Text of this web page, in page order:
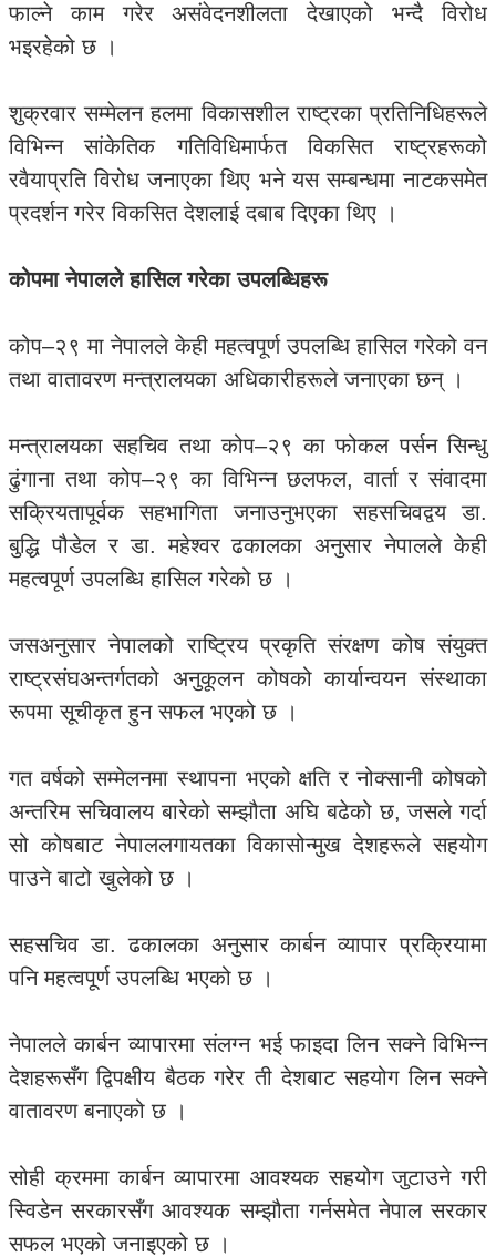
फाल्ने काम गरेर असंवेदनशीलता देखाएको भन्दै विरोध
भइरहेको छ ।
शुक्रवार सम्मेलन हलमा विकासशील राष्ट्रका प्रतिनिधिहरूले
विभिन्न सांकेतिक गतिविधिमार्फत विकसित राष्ट्रहरूको
रवैयाप्रति विरोध जनाएका थिए भने यस सम्बन्धमा नाटकसमेत
प्रदर्शन गरेर विकसित देशलाई दबाब दिएका थिए ।
कोपमा नेपालले हासिल गरेका उपलब्धिहरू
कोप–२९ मा नेपालले केही महत्वपूर्ण उपलब्धि हासिल गरेको वन
तथा वातावरण मन्त्रालयका अधिकारीहरूले जनाएका छन् ।
मन्त्रालयका सहचिव तथा कोप–२९ का फोकल पर्सन सिन्धु
ढुंगाना तथा कोप–२९ का विभिन्न छलफल, वार्ता र संवादमा
सक्रियतापूर्वक सहभागिता जनाउनुभएका सहसचिवद्वय डा.
बुद्धि पौडेल र डा. महेश्वर ढकालका अनुसार नेपालले केही
महत्वपूर्ण उपलब्धि हासिल गरेको छ ।
जसअनुसार नेपालको राष्ट्रिय प्रकृति संरक्षण कोष संयुक्त
राष्ट्रसंघअन्तर्गतको अनुकूलन कोषको कार्यान्वयन संस्थाका
रूपमा सूचीकृत हुन सफल भएको छ ।
गत वर्षको सम्मेलनमा स्थापना भएको क्षति र नोक्सानी कोषको
अन्तरिम सचिवालय बारेको सम्झौता अघि बढेको छ, जसले गर्दा
सो कोषबाट नेपाललगायतका विकासोन्मुख देशहरूले सहयोग
पाउने बाटो खुलेको छ ।
सहसचिव डा. ढकालका अनुसार कार्बन व्यापार प्रक्रियामा
पनि महत्वपूर्ण उपलब्धि भएको छ ।
नेपालले कार्बन व्यापारमा संलग्न भई फाइदा लिन सक्ने विभिन्न
देशहरूसँग द्विपक्षीय बैठक गरेर ती देशबाट सहयोग लिन सक्ने
वातावरण बनाएको छ ।
सोही क्रममा कार्बन व्यापारमा आवश्यक सहयोग जुटाउने गरी
स्विडेन सरकारसँग आवश्यक सम्झौता गर्नसमेत नेपाल सरकार
सफल भएको जनाइएको छ ।